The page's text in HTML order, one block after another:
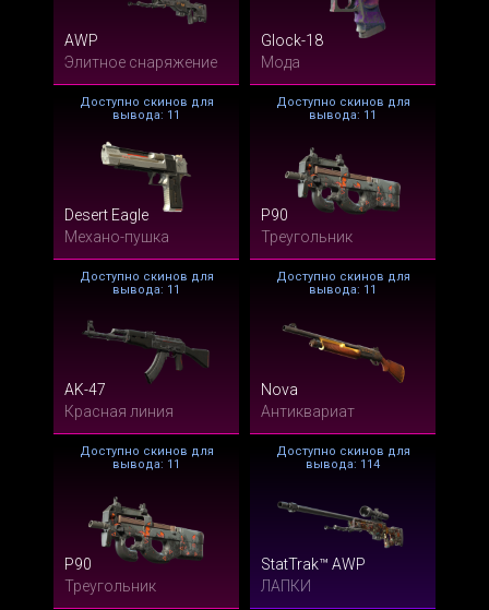
AWP
Элитное снаряжение
Glock-18
Мода
Desert Eagle
Механо-пушка
Доступно скинов для
вывода: 11
P90
Треугольник
Доступно скинов для
вывода: 11
AK-47
Красная линия
Доступно скинов для
вывода: 11
Nova
Антиквариат
Доступно скинов для
вывода: 11
P90
Треугольник
Доступно скинов для
вывода: 11
StatTrak™ AWP
ЛАПКИ
Доступно скинов для
вывода: 114